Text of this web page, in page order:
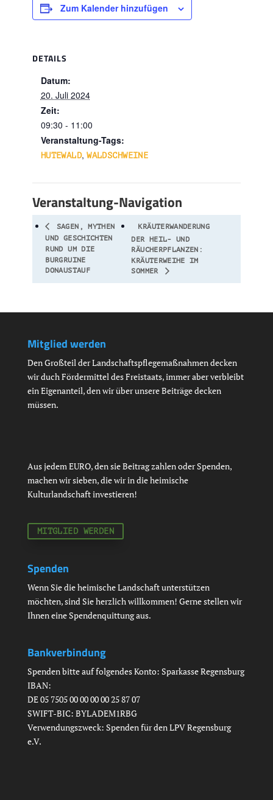
Zum Kalender hinzufügen
DETAILS
Datum:
20. Juli 2024
Zeit:
09:30 - 11:00
Veranstaltung-Tags:
HUTEWALD,WALDSCHWEINE
Veranstaltung-Navigation
SAGEN, MYTHEN
UND GESCHICHTEN
RUND UM DIE
BURGRUINE
DONAUSTAUF
KRÄUTERWANDERUNG
DER HEIL- UND
RÄUCHERPFLANZEN:
KRÄUTERWEIHE IM
SOMMER
Mitglied werden
Den Großteil der Landschaftspflegemaßnahmen decken
wir duch Fördermittel des Freistaats, immer aber verbleibt
ein Eigenanteil, den wir über unsere Beiträge decken
müssen.
Aus jedem EURO, den sie Beitrag zahlen oder Spenden,
machen wir sieben, die wir in die heimische
Kulturlandschaft investieren!
MITGLIED WERDEN
Spenden
Wenn Sie die heimische Landschaft unterstützen
möchten, sind Sie herzlich willkommen! Gerne stellen wir
Ihnen eine Spendenquittung aus.
Bankverbindung
Spenden bitte auf folgendes Konto: Sparkasse Regensburg
IBAN:
DE 05 7505 00 00 00 00 25 87 07
SWIFT-BIC: BYLADEM1RBG
Verwendungszweck: Spenden für den LPV Regensburg
e.V.